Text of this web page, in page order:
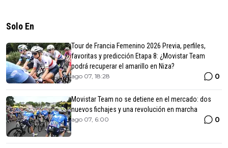
Solo En
Tour de Francia Femenino 2026 Previa, perfiles,
favoritas y predicción Etapa 8: ¿Movistar Team
podrá recuperar el amarillo en Niza?
ago 07, 18:28 0
Movistar Team no se detiene en el mercado: dos
nuevos fichajes y una revolución en marcha
ago 07, 6:00 0